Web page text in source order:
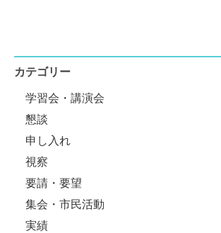
カテゴリー
学習会・講演会
懇談
申し入れ
視察
要請・要望
集会・市民活動
実績